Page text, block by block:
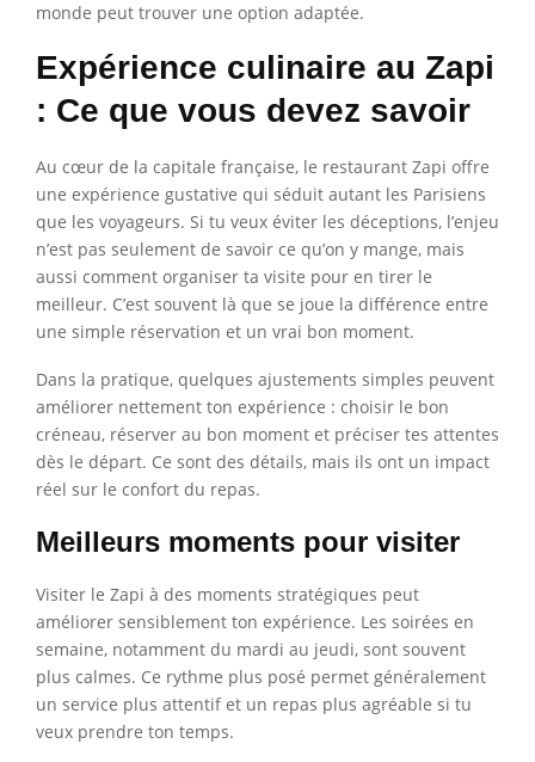
monde peut trouver une option adaptée.
Expérience culinaire au Zapi
: Ce que vous devez savoir
Au cœur de la capitale française, le restaurant Zapi offre
une expérience gustative qui séduit autant les Parisiens
que les voyageurs. Si tu veux éviter les déceptions, l’enjeu
n’est pas seulement de savoir ce qu’on y mange, mais
aussi comment organiser ta visite pour en tirer le
meilleur. C’est souvent là que se joue la différence entre
une simple réservation et un vrai bon moment.
Dans la pratique, quelques ajustements simples peuvent
améliorer nettement ton expérience : choisir le bon
créneau, réserver au bon moment et préciser tes attentes
dès le départ. Ce sont des détails, mais ils ont un impact
réel sur le confort du repas.
Meilleurs moments pour visiter
Visiter le Zapi à des moments stratégiques peut
améliorer sensiblement ton expérience. Les soirées en
semaine, notamment du mardi au jeudi, sont souvent
plus calmes. Ce rythme plus posé permet généralement
un service plus attentif et un repas plus agréable si tu
veux prendre ton temps.